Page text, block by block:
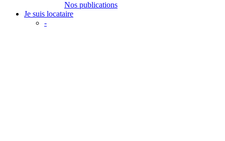
Nos publications
Je suis locataire
-